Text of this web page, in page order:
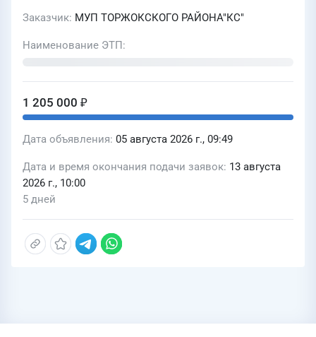
Заказчик МУП ТОРЖОКСКОГО РАЙОНА"КС"
Наименование ЭТП
1 205 000 ₽
Дата объявления 05 августа 2026 г., 09:49
Дата и время окончания подачи заявок 13 августа
2026 г., 10:00
5 дней